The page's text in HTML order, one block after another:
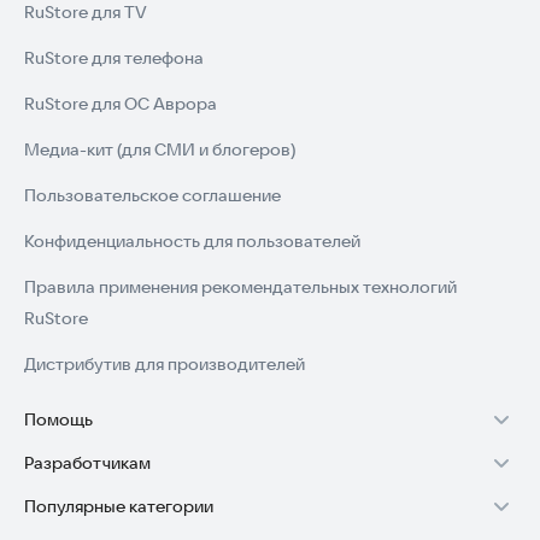
Контактный адрес электронной почты:
RuStore для TV
RuStore для телефона
RuStore для ОС Аврора
Медиа-кит (для СМИ и блогеров)
Пользовательское соглашение
Конфиденциальность для пользователей
Правила применения рекомендательных технологий
RuStore
Дистрибутив для производителей
Помощь
Установка RuStore на TV
Установка RuStore на телефон
Разработчикам
Зарабатывать с RuStore
Популярные категории